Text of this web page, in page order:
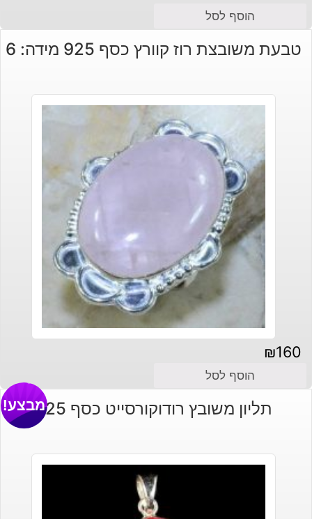
הוסף לסל
טבעת משובצת רוז קוורץ כסף 925 מידה: 6
₪160
הוסף לסל
תליון משובץ רודוקורסייט כסף 925 מבצע!